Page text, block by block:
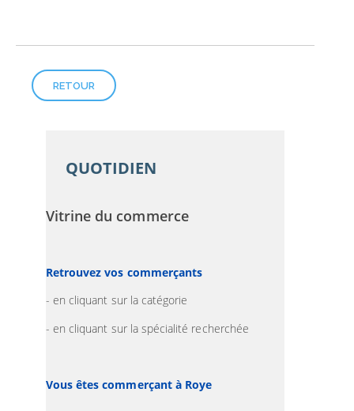
RETOUR
QUOTIDIEN
Vitrine du commerce
Retrouvez vos commerçants
- en cliquant sur la catégorie
- en cliquant sur la spécialité recherchée
Vous êtes commerçant à Roye